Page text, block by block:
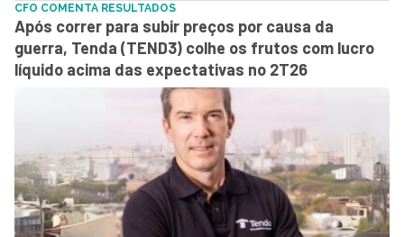
CFO COMENTA RESULTADOS
Após correr para subir preços por causa da
guerra, Tenda (TEND3) colhe os frutos com lucro
líquido acima das expectativas no 2T26